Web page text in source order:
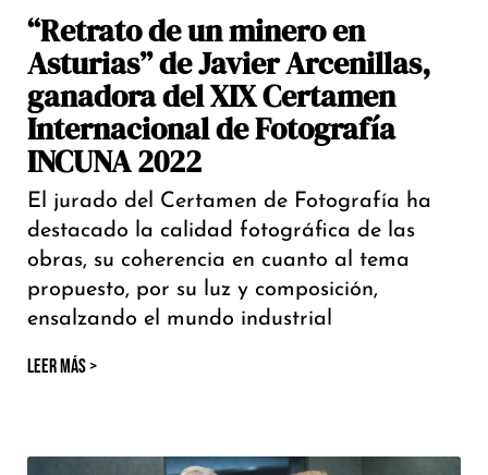
“Retrato de un minero en
Asturias” de Javier Arcenillas,
ganadora del XIX Certamen
Internacional de Fotografía
INCUNA 2022
El jurado del Certamen de Fotografía ha
destacado la calidad fotográfica de las
obras, su coherencia en cuanto al tema
propuesto, por su luz y composición,
ensalzando el mundo industrial
LEER MÁS >